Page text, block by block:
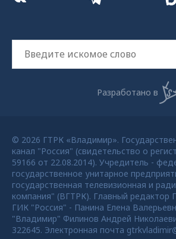
Разработано в
© 2026 ГТРК «Владимир».
канал "Россия" (свидетельство о
59166 от 22.08.2014). Учредитель -
государственное унитарное
государственная телевизионная и
компания" (ВГТРК). Главный редактор
ГИК "Россия" - Панина Елена
"Владимир" Филинов Андрей
322645. Электронная почта